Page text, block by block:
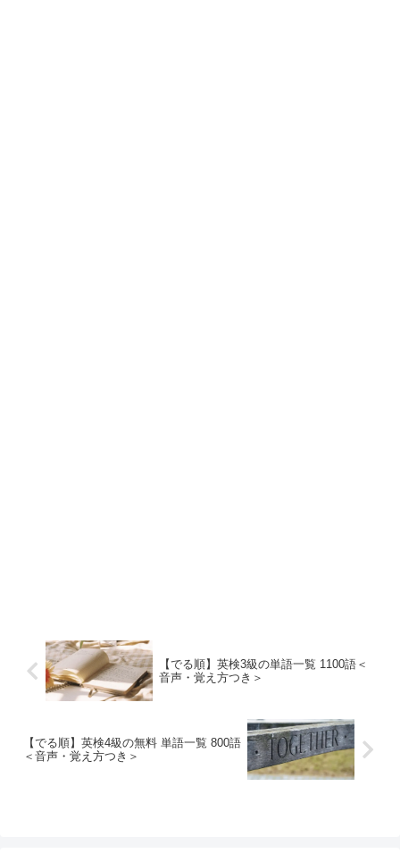
【でる順】英検3級の単語一覧 1100語＜
音声・覚え方つき＞
【でる順】英検4級の無料 単語一覧 800語
＜音声・覚え方つき＞